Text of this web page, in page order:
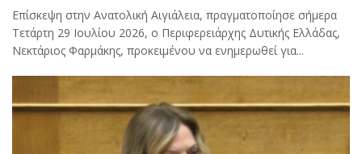
Επίσκεψη στην Ανατολική Αιγιάλεια, πραγματοποίησε σήμερα
Τετάρτη 29 Ιουλίου 2026, ο Περιφερειάρχης Δυτικής Ελλάδας,
Νεκτάριος Φαρμάκης, προκειμένου να ενημερωθεί για...